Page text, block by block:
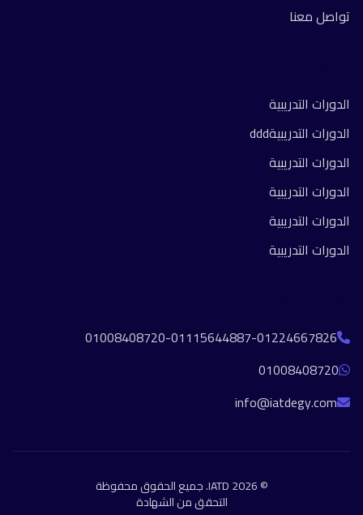
تواصل معنا
الدورات التدريبية
الدورات التدريبيةddd
الدورات التدريبية
الدورات التدريبية
الدورات التدريبية
الدورات التدريبية
01008408720-01115644887-01224667826
01008408720
info@iatdegy.com
© 2026 IATD. جميع الحقوق محفوظة
التحقق من الشهادة